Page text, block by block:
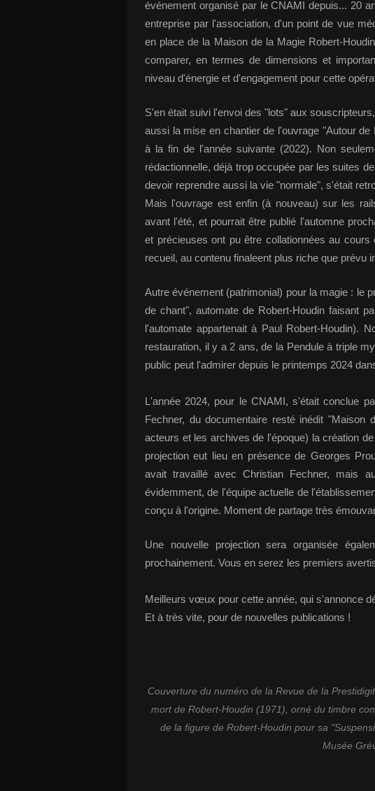
événement organisé par le CNAMI depuis... 20
entreprise par l'association, d'un point de vue
en place de la Maison de la Magie Robert-
comparer, en termes de dimensions et
niveau d'énergie et d'engagement pour cette
S'en était suivi l'envoi des "lots" aux
aussi la mise en chantier de l'ouvrage "Autour
à la fin de l'année suivante (2022). Non
rédactionnelle, déjà trop occupée par les suites
devoir reprendre aussi la vie "normale", s'était
Mais l'ouvrage est enfin (à nouveau) sur les
avant l'été, et pourrait être publié l'automne
et précieuses ont pu être collationnées au
recueil, au contenu finaleent plus riche que prévu
Autre événement (patrimonial) pour la magie : le
de chant", automate de Robert-Houdin faisant
l'automate appartenait à Paul Robert-Houdin).
restauration, il y a 2 ans, de la Pendule à triple
public peut l'admirer depuis le printemps 2024
L'année 2024, pour le CNAMI, s'était conclue
Fechner, du documentaire resté inédit
acteurs et les archives de l'époque) la création
projection eut lieu en présence de Georges
avait travaillé avec Christian Fechner, mais
évidemment, de l'équipe actuelle de
conçu à l'origine. Moment de partage très
Une nouvelle projection sera organisée
prochainement. Vous en serez les premiers
Meilleurs vœux pour cette année, qui s'annonce
Et à très vite, pour de nouvelles publications !
Couverture du numéro de la Revue de la
mort de Robert-Houdin (1971), orné du timbre
de la figure de Robert-Houdin pour sa
Musée